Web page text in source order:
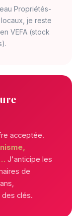
Propriétés-
je reste
VEFA (stock
acceptée.
J'anticipe les
de
clés.